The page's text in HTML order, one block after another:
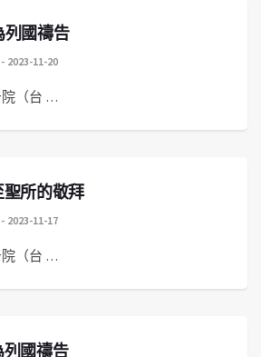
國禱告
2023-11-20
院（台 …
所的敬拜
2023-11-17
院（台 …
國禱告